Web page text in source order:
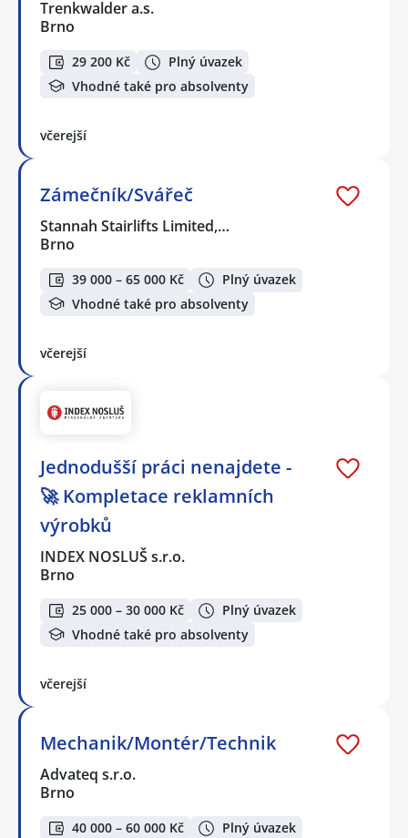
Trenkwalder a.s.
Brno
29 200 Kč
Plný úvazek
Vhodné také pro absolventy
včerejší
Zámečník/Svářeč
Stannah Stairlifts Limited,…
Brno
39 000 – 65 000 Kč
Plný úvazek
Vhodné také pro absolventy
včerejší
Jednodušší práci nenajdete -
🚀 Kompletace reklamních
výrobků
INDEX NOSLUŠ s.r.o.
Brno
25 000 – 30 000 Kč
Plný úvazek
Vhodné také pro absolventy
včerejší
Mechanik/Montér/Technik
Advateq s.r.o.
Brno
40 000 – 60 000 Kč Plný úvazek